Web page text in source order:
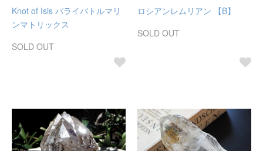
Knot of Isis パライバトルマリ
ンマトリックス
SOLD OUT
ロシアンレムリアン 【B】
SOLD OUT